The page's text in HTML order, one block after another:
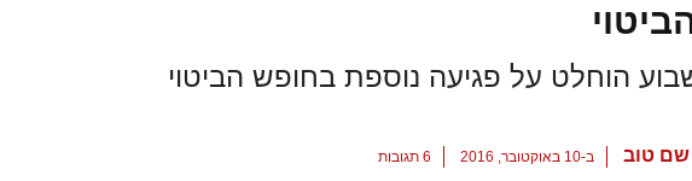
הוחלט על פגיעה נוספת בחופש הביטוי
שם טוב ב-10 באוקטובר, 2016 6 תגובות